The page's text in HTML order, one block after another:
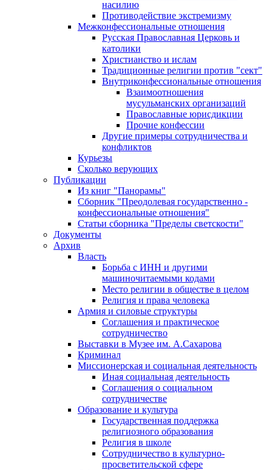
насилию
Противодействие экстремизму
Межконфессиональные отношения
Русская Православная Церковь и
католики
Христианство и ислам
Традиционные религии против "сект"
Внутриконфессиональные отношения
Взаимоотношения
мусульманских организаций
Православные юрисдикции
Прочие конфессии
Другие примеры сотрудничества и
конфликтов
Курьезы
Сколько верующих
Публикации
Из книг "Панорамы"
Сборник "Преодолевая государственно -
конфессиональные отношения"
Статьи сборника "Пределы светскости"
Документы
Архив
Власть
Борьба с ИНН и другими
машиночитаемыми кодами
Место религии в обществе в целом
Религия и права человека
Армия и силовые структуры
Соглашения и практическое
сотрудничество
Выставки в Музее им. А.Сахарова
Криминал
Миссионерская и социальная деятельность
Иная социальная деятельность
Соглашения о социальном
сотрудничестве
Образование и культура
Государственная поддержка
религиозного образования
Религия в школе
Сотрудничество в культурно-
просветительской сфере